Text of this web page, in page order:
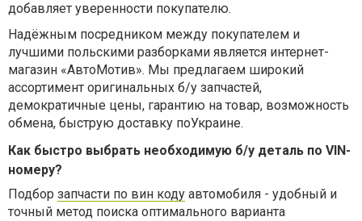
добавляет уверенности покупателю.
Надёжным посредником между покупателем и
лучшими польскими разборками является интернет-
магазин «АвтоМотив». Мы предлагаем широкий
ассортимент оригинальных б/у запчастей,
демократичные цены, гарантию на товар, возможность
обмена, быструю доставку поУкраине.
Как быстро выбрать необходимую б/у деталь по VIN-
номеру?
Подбор запчасти по вин коду автомобиля - удобный и
точный метод поиска оптимального варианта